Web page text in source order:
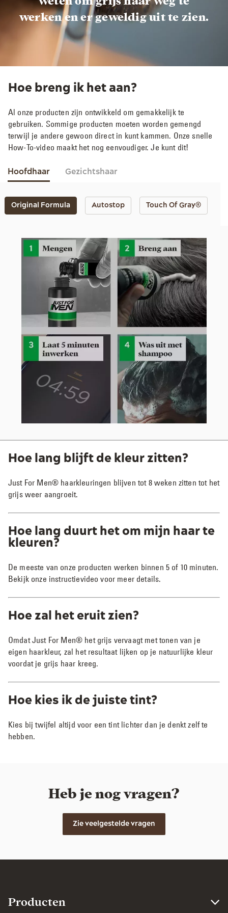
werken en er geweldig uit te zien.​
Hoe breng ik het aan?​
Al onze producten zijn ontwikkeld om gemakkelijk te
gebruiken. Sommige producten moeten worden gemengd
terwijl je andere gewoon direct in kunt kammen. Onze snelle
How-To-video maakt het nog eenvoudiger. Je kunt dit!​
Hoofdhaar
Original Formula Autostop Touch Of Gray®
Gezichtshaar
Hoe lang blijft de kleur zitten?
Just For Men® haarkleuringen blijven tot 8 weken zitten tot het
grijs weer aangroeit.
Hoe lang duurt het om mijn haar te
kleuren?
De meeste van onze producten werken binnen 5 of 10 minuten.
Bekijk onze instructievideo voor meer details.​
Hoe zal het eruit zien?
Omdat Just For Men® het grijs vervaagt met tonen van je
eigen haarkleur, zal het resultaat lijken op je natuurlijke kleur
voordat je grijs haar kreeg.
Hoe kies ik de juiste tint?
Kies bij twijfel altijd voor een tint lichter dan je denkt zelf te
hebben.​
Heb je nog vragen?
Zie veelgestelde vragen
Producten​